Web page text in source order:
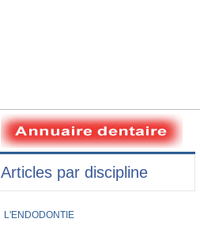
Articles par discipline
L'ENDODONTIE